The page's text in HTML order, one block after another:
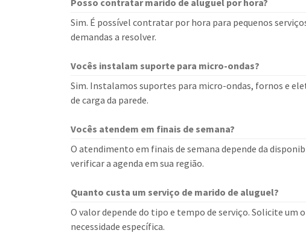
Posso contratar marido de aluguel por hora?
Sim. É possível contratar por hora para pequenos
demandas a resolver.
Vocês instalam suporte para micro-ondas?
Sim. Instalamos suportes para micro-ondas, fornos e
de carga da parede.
Vocês atendem em finais de semana?
O atendimento em finais de semana depende da
verificar a agenda em sua região.
Quanto custa um serviço de marido de aluguel?
O valor depende do tipo e tempo de serviço. Solicite
necessidade específica.